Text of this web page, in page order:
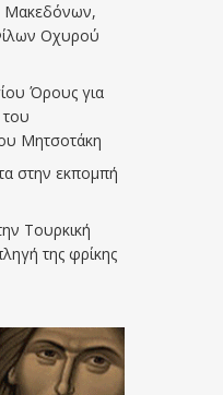
Μακεδόνων,
Οχυρού
Όρους για
Μητσοτάκη
στην εκπομπή
Τουρκική
της φρίκης